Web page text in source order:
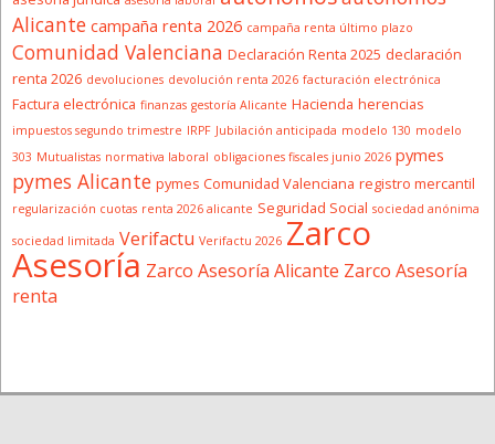
Alicante campaña renta 2026 campaña renta último plazo
Comunidad Valenciana Declaración Renta 2025 declaración
renta 2026 devoluciones devolución renta 2026 facturación electrónica
Factura electrónica finanzas gestoría Alicante Hacienda herencias
impuestos segundo trimestre IRPF Jubilación anticipada modelo 130 modelo
303 Mutualistas normativa laboral obligaciones fiscales junio 2026 pymes
pymes Alicante pymes Comunidad Valenciana registro mercantil
regularización cuotas renta 2026 alicante Seguridad Social sociedad anónima
sociedad limitada Verifactu Verifactu 2026 Zarco
Asesoría Zarco Asesoría Alicante Zarco Asesoría
renta